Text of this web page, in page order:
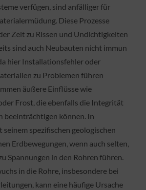
verfügen, sind anfälliger für
Diese Prozesse
Zeit zu Rissen und Undichtigkeiten
sind auch Neubauten nicht immun
hier Installationsfehler oder
zu Problemen führen
äußere Einflüsse wie
Frost, die ebenfalls die Integrität
beeinträchtigen können. In
spezifischen geologischen
Erdbewegungen, wenn auch selten,
Spannungen in den Rohren führen.
in die Rohre, insbesondere bei
kann eine häufige Ursache